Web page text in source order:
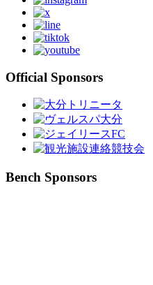
Official Sponsors
Bench Sponsors